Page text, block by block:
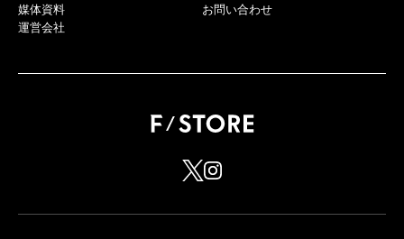
媒体資料
運営会社
お問い合わせ